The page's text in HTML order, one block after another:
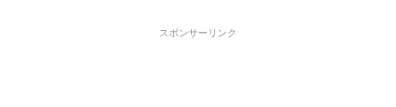
スポンサーリンク